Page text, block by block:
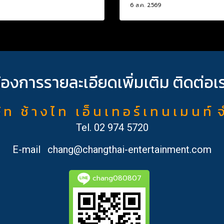
6 ส.ค. 2569
งการรายละเอียดเพิ่มเติม ติดต่อเ
ท ช้ า ง ไ ท เ อ็ น เ ท อ ร์ เ ท น เ ม น ท์
Tel. 02 974 5720
E-mail
chang@changthai-entertainment.com
chang080807